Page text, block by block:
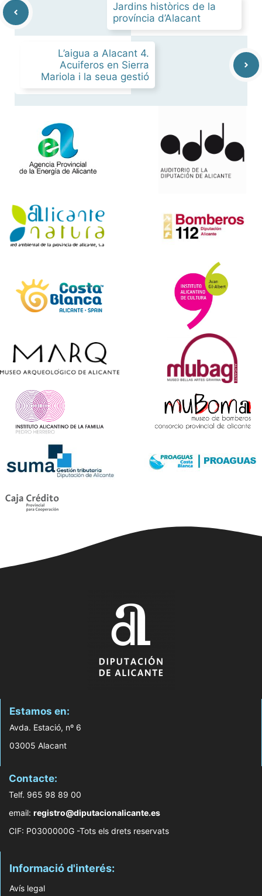
Jardins històrics de la
província d’Alacant
L’aigua a Alacant 4.
Acuiferos en Sierra
Mariola i la seua gestió
Estamos en:
Avda. Estació, nº 6
03005 Alacant
Contacte:
Telf. 965 98 89 00
email: registro@diputacionalicante.es
CIF: P0300000G -Tots els drets reservats
Informació d'interés:
Avís legal